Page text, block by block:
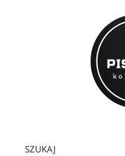
SZUKAJ